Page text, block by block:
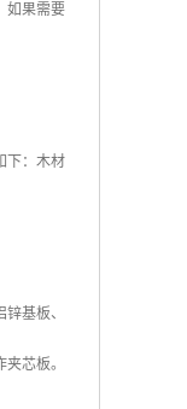
如果需要
下：木材
基板、
芯板。